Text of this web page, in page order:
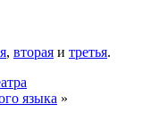
, вторая и третья.
языка »